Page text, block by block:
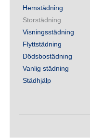
Hemstädning
Storstädning
Visningsstädning
Flyttstädning
Dödsbostädning
Vanlig städning
Städhjälp